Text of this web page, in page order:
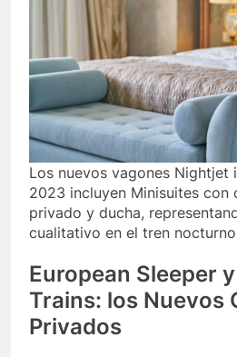
Los nuevos vagones Nightjet
2023 incluyen Minisuites con
privado y ducha,
cualitativo en el tren
European Sleeper
Trains: los Nuevos
Privados